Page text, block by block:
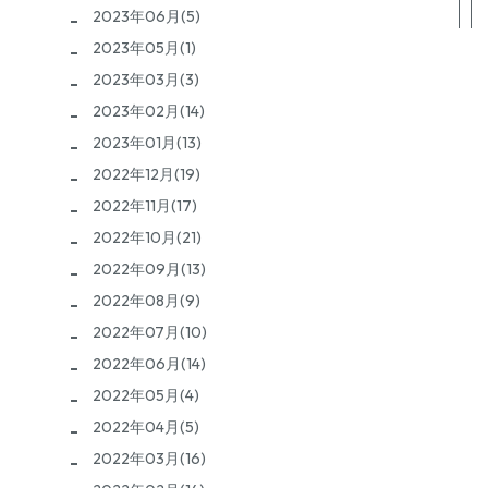
2023年06月(5)
2023年05月(1)
2023年03月(3)
2023年02月(14)
2023年01月(13)
2022年12月(19)
2022年11月(17)
2022年10月(21)
2022年09月(13)
2022年08月(9)
2022年07月(10)
2022年06月(14)
2022年05月(4)
2022年04月(5)
2022年03月(16)